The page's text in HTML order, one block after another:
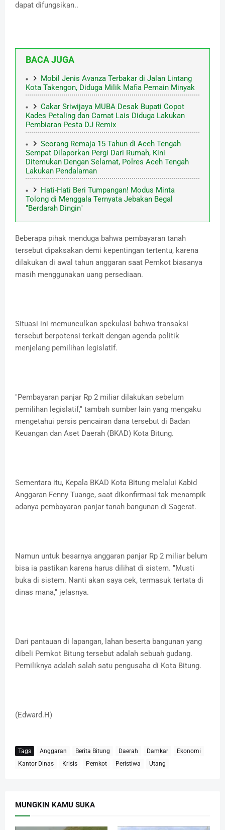
dapat difungsikan..
BACA JUGA
Mobil Jenis Avanza Terbakar di Jalan Lintang
Kota Takengon, Diduga Milik Mafia Pemain Minyak
Cakar Sriwijaya MUBA Desak Bupati Copot
Kades Petaling dan Camat Lais Diduga Lakukan
Pembiaran Pesta DJ Remix
Seorang Remaja 15 Tahun di Aceh Tengah
Sempat Dilaporkan Pergi Dari Rumah, Kini
Ditemukan Dengan Selamat, Polres Aceh Tengah
Lakukan Pendalaman
Hati-Hati Beri Tumpangan! Modus Minta
Tolong di Menggala Ternyata Jebakan Begal
"Berdarah Dingin"
Beberapa pihak menduga bahwa pembayaran tanah
tersebut dipaksakan demi kepentingan tertentu, karena
dilakukan di awal tahun anggaran saat Pemkot biasanya
masih menggunakan uang persediaan.
Situasi ini memunculkan spekulasi bahwa transaksi
tersebut berpotensi terkait dengan agenda politik
menjelang pemilihan legislatif.
"Pembayaran panjar Rp 2 miliar dilakukan sebelum
pemilihan legislatif," tambah sumber lain yang mengaku
mengetahui persis pencairan dana tersebut di Badan
Keuangan dan Aset Daerah (BKAD) Kota Bitung.
Sementara itu, Kepala BKAD Kota Bitung melalui Kabid
Anggaran Fenny Tuange, saat dikonfirmasi tak menampik
adanya pembayaran panjar tanah bangunan di Sagerat.
Namun untuk besarnya anggaran panjar Rp 2 miliar belum
bisa ia pastikan karena harus dilihat di sistem. "Musti
buka di sistem. Nanti akan saya cek, termasuk tertata di
dinas mana," jelasnya.
Dari pantauan di lapangan, lahan beserta bangunan yang
dibeli Pemkot Bitung tersebut adalah sebuah gudang.
Pemiliknya adalah salah satu pengusaha di Kota Bitung.
(Edward.H)
Tags Anggaran Berita Bitung Daerah Damkar
Ekonomi
Kantor Dinas
Krisis Pemkot Peristiwa Utang
MUNGKIN KAMU SUKA